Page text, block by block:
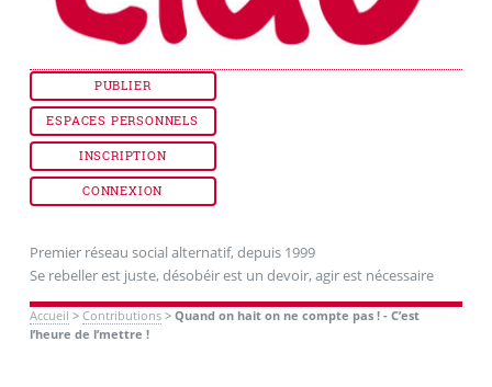
PUBLIER
ESPACES PERSONNELS
INSCRIPTION
CONNEXION
Premier réseau social alternatif, depuis 1999
Se rebeller est juste, désobéir est un devoir, agir est nécessaire
Accueil > Contributions> Quand on hait on ne compte pas ! - C’est
l’heure de l’mettre !